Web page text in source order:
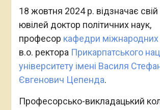
18 жовтня 2024 р. відзначає свій
ювілей доктор політичних наук,
професор кафедри міжнародних
в.о. ректора Прикарпатського
університету імені Василя
Євгенович Цепенда.
Професорсько-викладацький